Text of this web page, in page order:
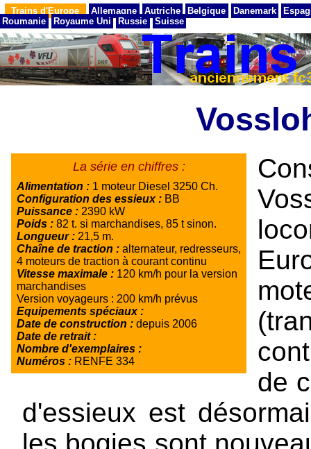
Trains d'Europe Allemagne Autriche Belgique Danemark
Roumanie
Royaume Uni Russie Suisse
La série en chiffres :
Alimentation : 1 moteur Diesel 3250 Ch.
Configuration des essieux : BB
Puissance : 2390 kW
Poids : 82 t. si marchandises, 85 t sinon.
Longueur : 21,5 m.
Chaîne de traction : alternateur, redresseurs,
4 moteurs de traction à courant continu
Vitesse maximale : 120 km/h pour la version
marchandises
Version voyageurs : 200 km/h prévus
Equipements spéciaux :
Date de construction : depuis 2006
Date de retrait :
Nombre d'exemplaires :
Numéros : RENFE 334
de
d'essieux est
les bogies sont